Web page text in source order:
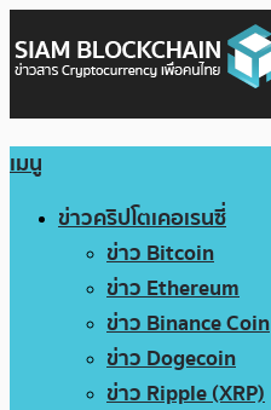
เมนู
ข่าวคริปโตเคอเรนซี่
ข่าว Bitcoin
ข่าว Ethereum
ข่าว Binance Coin
ข่าว Dogecoin
ข่าว Ripple (XRP)